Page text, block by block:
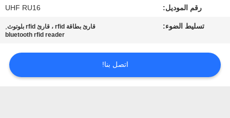
أخبار
اطلب
اقتباس
رقم الموديل: UHF RU16
تسليط الضوء: قارئ بطاقة rfid ، قارئ rfid بلوتوث ,
bluetooth rfid reader
اتصل بنا!